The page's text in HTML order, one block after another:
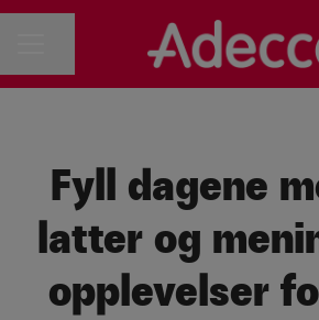
Fyll dagene
latter og
opplevelser